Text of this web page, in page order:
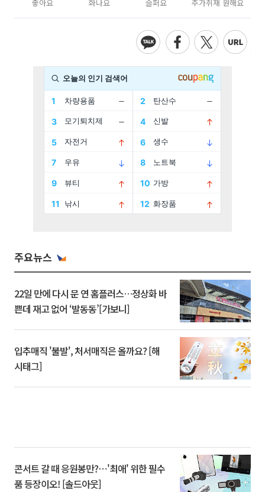
좋아요 화나요 슬퍼요 추가취재 원해요
주요뉴스
22일 만에 다시 문 연 홈플러스…정상화 바
쁜데 재고 없어 ‘발동동’[가보니]
입추매직 '불발', 처서매직은 올까요? [해
시태그]
콘서트 갈 때 응원봉만?⋯'최애' 위한 필수
품 등장이오! [솔드아웃]